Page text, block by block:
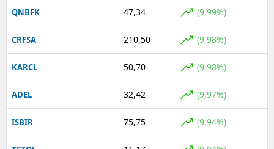
Aksaray
Bayburt
Karaman
Kırıkkale
Batman
Şırnak
QNBFK 47,34 (9,99%)
CRFSA 210,50 (9,98%)
KARCL 50,70 (9,98%)
ADEL 32,42 (9,97%)
ISBIR 75,75 (9,94%)